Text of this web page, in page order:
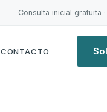
Consulta inicial gratuita
CONTACTO